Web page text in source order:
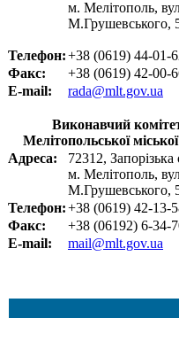
м. Мелітополь,
М.Грушевського,
Телефон:+38 (0619) 44-01-
Факс:
+38 (0619) 42-00-
E-mail:
rada@mlt.gov.ua
Виконавчий
Мелітопольської
Адреса:
72312, Запорізька
м. Мелітополь,
М.Грушевського,
Телефон:+38 (0619) 42-13-
Факс:
+38 (06192) 6-34-
E-mail:
mail@mlt.gov.ua
Весь контент